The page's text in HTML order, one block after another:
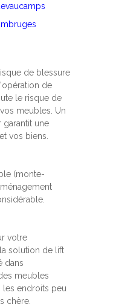
de blessure
de
le risque de
meubles. Un
garantit une
vos biens.
(monte-
votre
solution de lift
dans
meubles
les endroits peu
chère.